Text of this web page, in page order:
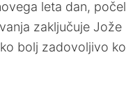
leta dan,
zaključuje Jože
bolj zadovoljivo